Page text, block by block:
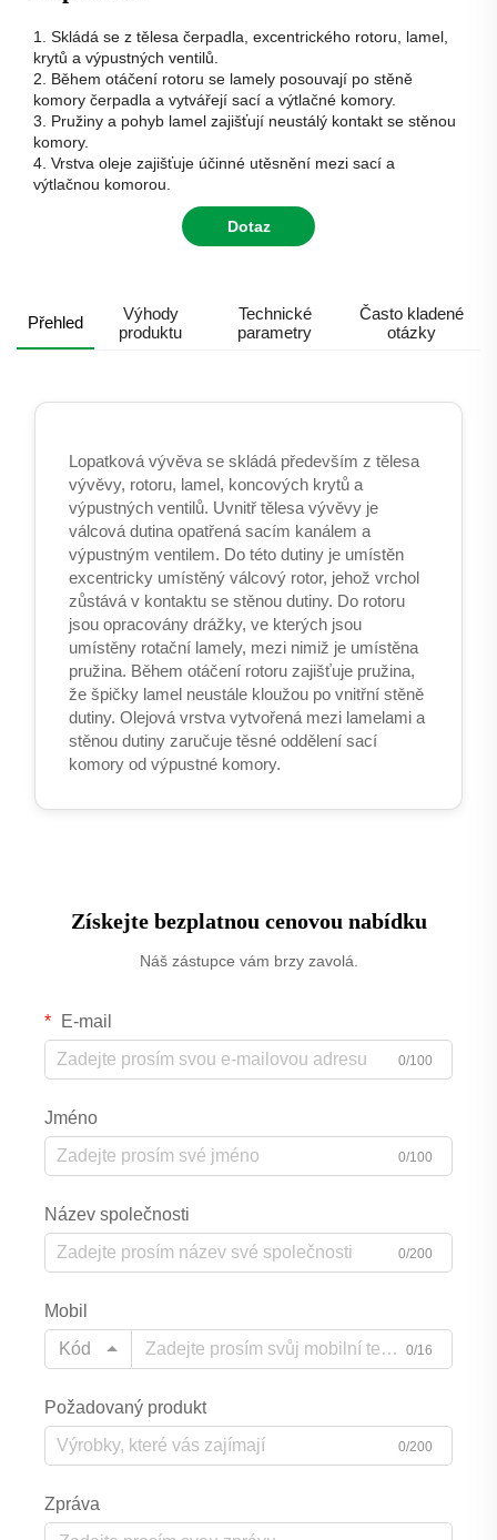
1. Skládá se z tělesa čerpadla, excentrického rotoru, lamel,
krytů a výpustných ventilů.
2. Během otáčení rotoru se lamely posouvají po stěně
komory čerpadla a vytvářejí sací a výtlačné komory.
3. Pružiny a pohyb lamel zajišťují neustálý kontakt se stěnou
komory.
4. Vrstva oleje zajišťuje účinné utěsnění mezi sací a
výtlačnou komorou.
Dotaz
Přehled
Výhody
produktu
Technické
parametry
Často kladené
otázky
Lopatková vývěva se skládá především z tělesa
vývěvy, rotoru, lamel, koncových krytů a
výpustných ventilů. Uvnitř tělesa vývěvy je
válcová dutina opatřená sacím kanálem a
výpustným ventilem. Do této dutiny je umístěn
excentricky umístěný válcový rotor, jehož vrchol
zůstává v kontaktu se stěnou dutiny. Do rotoru
jsou opracovány drážky, ve kterých jsou
umístěny rotační lamely, mezi nimiž je umístěna
pružina. Během otáčení rotoru zajišťuje pružina,
že špičky lamel neustále kloužou po vnitřní stěně
dutiny. Olejová vrstva vytvořená mezi lamelami a
stěnou dutiny zaručuje těsné oddělení sací
komory od výpustné komory.
Získejte bezplatnou cenovou nabídku
Náš zástupce vám brzy zavolá.
E-mail
0/100
Jméno
0/100
Název společnosti
0/200
Mobil
Kód
0/16
Požadovaný produkt
0/200
Zpráva